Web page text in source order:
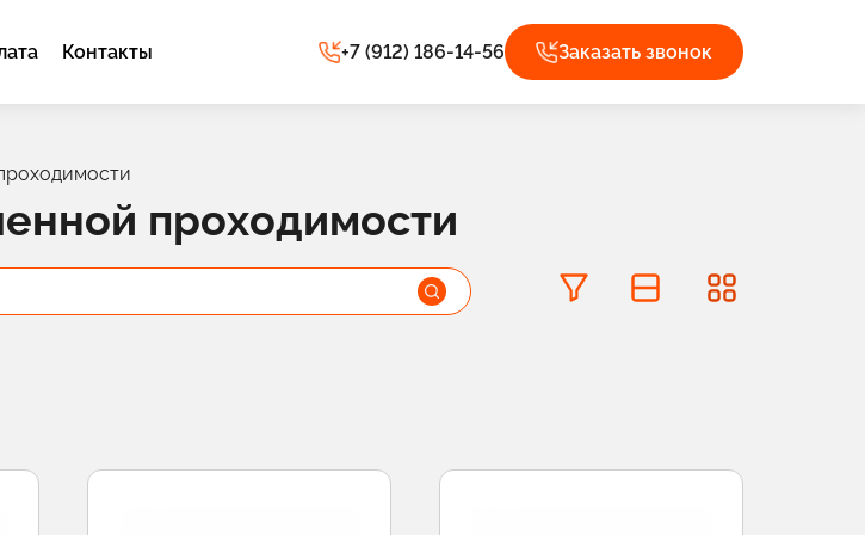
Контакты +7 (912) 186-14-56 Заказать звонок
проходимости
Фильтры